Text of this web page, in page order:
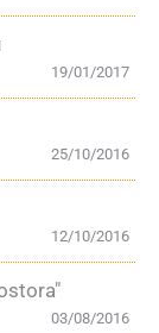
19/01/2017
25/10/2016
12/10/2016
03/08/2016